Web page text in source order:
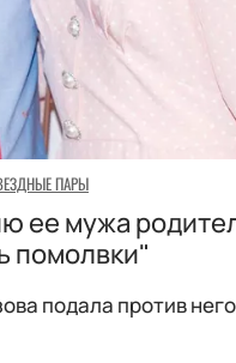
ПАРЫ
ее мужа
помолвки"
подала против